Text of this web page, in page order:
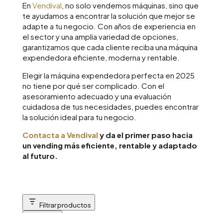
En Vendival , no solo vendemos máquinas, sino que
te ayudamos a encontrar la solución que mejor se
adapte a tu negocio. Con años de experiencia en
el sector y una amplia variedad de opciones,
garantizamos que cada cliente reciba una máquina
expendedora eficiente, moderna y rentable.
Elegir la máquina expendedora perfecta en 2025
no tiene por qué ser complicado. Con el
asesoramiento adecuado y una evaluación
cuidadosa de tus necesidades, puedes encontrar
la solución ideal para tu negocio.
Contacta a Vendival y da el primer paso hacia
un vending más eficiente, rentable y adaptado
al futuro.
Filtrar productos